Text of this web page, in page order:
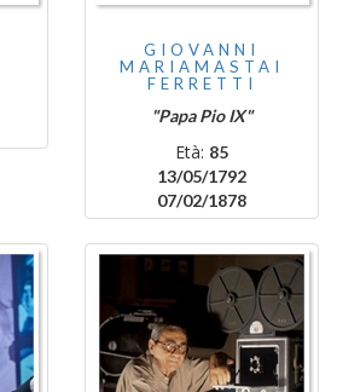
GIOVANNI
MARIAMASTAI
FERRETTI
"Papa Pio IX"
Età: 85
13/05/1792
07/02/1878